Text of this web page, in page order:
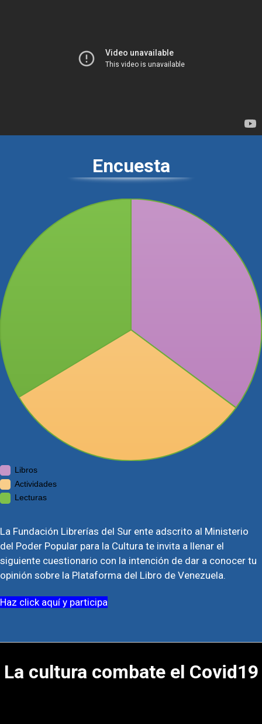
Encuesta
Libros
Actividades
Lecturas
La Fundación Librerías del Sur ente adscrito al Ministerio
del Poder Popular para la Cultura te invita a llenar el
siguiente cuestionario con la intención de dar a conocer tu
opinión sobre la Plataforma del Libro de Venezuela.
Haz click aquí y participa
La cultura combate el Covid19